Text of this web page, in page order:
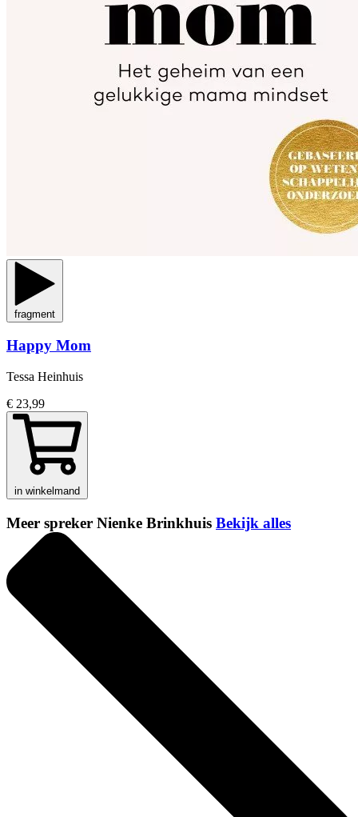
fragment
Happy Mom
Tessa Heinhuis
€ 23,99
in winkelmand
Meer spreker Nienke Brinkhuis Bekijk alles